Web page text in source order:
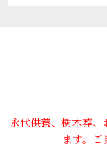
永代供養、樹木葬、
ます。ご